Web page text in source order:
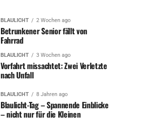
BLAULICHT 2 Wochen ago
Betrunkener Senior fällt von
Fahrrad
BLAULICHT 3 Wochen ago
Vorfahrt missachtet: Zwei Verletzte
nach Unfall
BLAULICHT 8 Jahren ago
Blaulicht-Tag – Spannende Einblicke
– nicht nur für die Kleinen